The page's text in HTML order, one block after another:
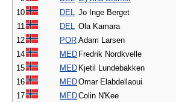
10
DEL
Jo Inge Berget
11
DEL
Ola Kamara
12
POR Adam Larsen
14
MED Fredrik Nordkvelle
15
MED Kjetil Lundebakken
16
MEDOmar Elabdellaoui
17
MEDColin N'Kee